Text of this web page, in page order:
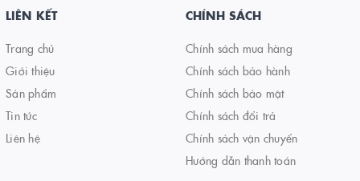
LIÊN KẾT
Trang chủ
Giới thiệu
Sản phẩm
Tin tức
Liên hệ
CHÍNH SÁCH
Chính sách mua hàng
Chính sách bảo hành
Chính sách bảo mật
Chính sách đổi trả
Chính sách vận chuyển
Hướng dẫn thanh toán